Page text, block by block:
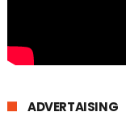
ADVERTAISING